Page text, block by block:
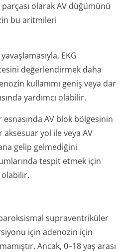
olarak AV düğümünü
bu aritmileri
EKG
değerlendirmek daha
kullanımı geniş veya dar
yardımcı olabilir.
AV blok bölgesinin
yol ile veya AV
gelip gelmediğini
tespit etmek için
olabilir.
supraventriküler
için adenozin için
Ancak, 0–18 yaş arası